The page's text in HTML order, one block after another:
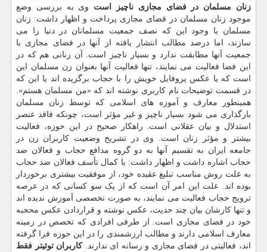
زنان مسلمان در فضای مجازی ناچیز است وی به بررسی وضع
موجود زنان مسلمان در فضای مجازی پرداخت و اظهار داشت: زنان
مسلمان با وجود این که نصف جمعیت مسلمانان در دنیا را می
سازند، اما درصد مطالب انتشار یافته از آنها در فضای مجازی با
جمعیت آنها مطابقت ندارد و بسیار ناچیز است. آن زنانی هم که در
این فضا فعالیت می نمایند، تنها فعالیت آنها بعنوان زن مسلمان این
است که یا عکس پروفایل خویش را با حجاب برگزیده اند یا این که
در قسمت توضیحات نام کاربری نوشته اند که «من مسلمان هستم».
همینطور معارف و آموزه های اسلامی که توسط زنان مسلمان
بارگذاری می شود بسیار ناچیز و غیر مؤثر است، چونکه فاقد عنصر
استدلال و بیان عقلانی است. راهکار صحیح در این حوزه، فعالیت
بیشتر و مؤثر زنان است. وی در تشریح وضعیت کاربران زن در
جامعه ایران به تقسیم آنها به دو گروه مدافع حجاب و فعالان ضد
حجاب اشاره داشت و اظهار داشت: با کمال تأسف فعالان ضد حجاب
به علت روش مناسب تبلیغ عقیده خود، از موفقیت بیشتری برخوردار
بوده اند. علت این امر آن است که از یک سو کسانی که در عرصه
ترویج حجاب فعالیت می نمایند، به صورت تخصصی آموزش ندیده اند
و تنها کارشان بیان چند حدیث، عکس نوشته و قراردادن عکس محجبه
خود در فضای مجازی است. از طرفی افرادی که تخصص در زمینه
معارف اسلامی دارند و مطالب ارزشمندی را در این حوزه فرا گرفته
اند، فعالیتی در فضای مجازی و رسانه ای ندارند.کاربران توئیتر فقط